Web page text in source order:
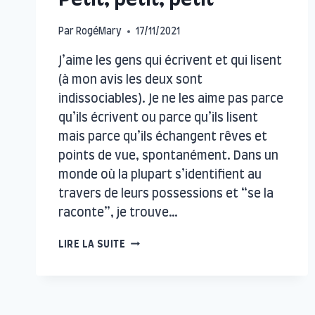
Par RogéMary 17/11/2021
J’aime les gens qui écrivent et qui lisent
(à mon avis les deux sont
indissociables). Je ne les aime pas parce
qu’ils écrivent ou parce qu’ils lisent
mais parce qu’ils échangent rêves et
points de vue, spontanément. Dans un
monde où la plupart s’identifient au
travers de leurs possessions et “se la
raconte”, je trouve…
LIRE LA SUITE PETIT,